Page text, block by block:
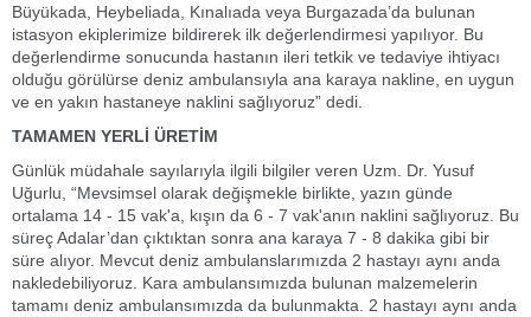
Büyükada, Heybeliada, Kınalıada veya Burgazada’da bulunan
istasyon ekiplerimize bildirerek ilk değerlendirmesi yapılıyor. Bu
değerlendirme sonucunda hastanın ileri tetkik ve tedaviye ihtiyacı
olduğu görülürse deniz ambulansıyla ana karaya nakline, en uygun
ve en yakın hastaneye naklini sağlıyoruz” dedi.
TAMAMEN YERLİ ÜRETİM
Günlük müdahale sayılarıyla ilgili bilgiler veren Uzm. Dr. Yusuf
Uğurlu, “Mevsimsel olarak değişmekle birlikte, yazın günde
ortalama 14 - 15 vak'a, kışın da 6 - 7 vak'anın naklini sağlıyoruz. Bu
süreç Adalar’dan çıktıktan sonra ana karaya 7 - 8 dakika gibi bir
süre alıyor. Mevcut deniz ambulanslarımızda 2 hastayı aynı anda
nakledebiliyoruz. Kara ambulansımızda bulunan malzemelerin
tamamı deniz ambulansımızda da bulunmakta. 2 hastayı aynı anda